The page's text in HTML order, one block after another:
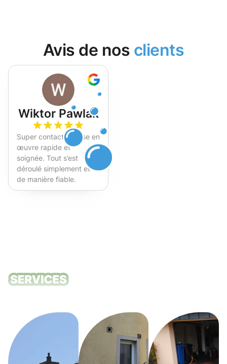
Avis de nos clients
Wiktor Pawlak
Super contact et mise en
œuvre rapide et
soignée. Tout s’est
déroulé simplement et
de manière fiable.
Fortement recommandé !